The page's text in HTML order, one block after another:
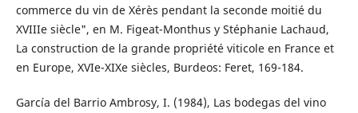
commerce du vin de Xérès pendant la seconde moitié du
XVIIIe siècle", en M. Figeat-Monthus y Stéphanie Lachaud,
La construction de la grande propriété viticole en France et
en Europe, XVIe-XIXe siècles, Burdeos: Feret, 169-184.
García del Barrio Ambrosy, I. (1984), Las bodegas del vino